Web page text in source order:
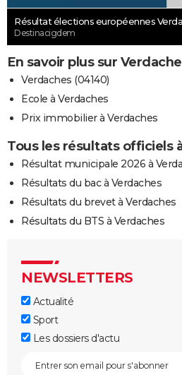
Résultat élections européennes
Destinacigdem
En savoir plus sur
Verdaches (04140)
Ecole à Verdaches
Prix immobilier à Verdaches
Tous les résultats officiels
Résultat municipale 2026 à
Résultats du bac à Verdaches
Résultats du brevet à Verdaches
Résultats du BTS à Verdaches
NEWSLETTERS
Actualité
Sport
Les dossiers d'actu